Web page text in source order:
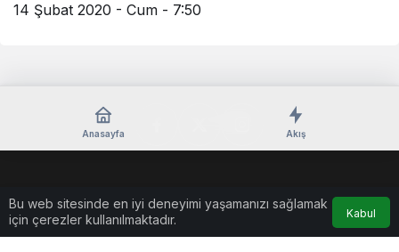
14 Şubat 2020 - Cum - 7:50
Bu web sitesinde en iyi deneyimi yaşamanızı sağlamak
için çerezler kullanılmaktadır.
Kabul
Anasayfa Akış
Künye
© Telif Hakkı 2026, Tüm Hakları Saklıdır
casino
eseranaokulu.com
tagsylvania.com
eşya